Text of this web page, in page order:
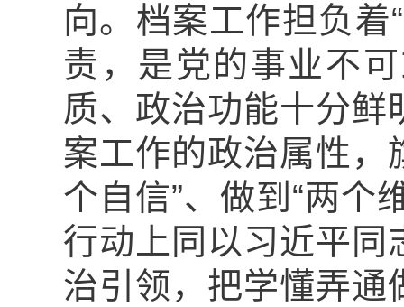
向。档案工作担负着
责，是党的事业不
质、政治功能十分
案工作的政治属性，
个自信”、做到“两个
行动上同以习近平同
治引领，把学懂弄通